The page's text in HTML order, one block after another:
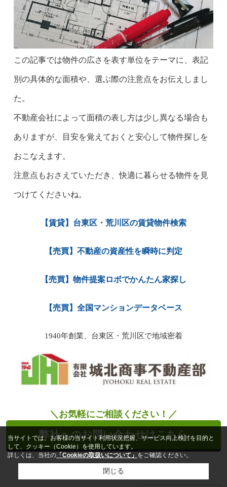
この記事では物件の広さを表す単位をテーマに、表記
別の具体的な面積や、選ぶ際の注意点をお伝えしまし
た。
不動産会社によって面積の表し方は少し異なる場合も
ありますが、目安を覚えておくと安心して物件探しを
おこなえます。
注意点もおさえていただき、快適に暮らせる物件を見
つけてくださいね。
【賃貸】台東区・荒川区の賃貸物件検索
【売買】不動産の資産性を瞬時に判定
【売買】物件提案ロボでかんたん家探し
【売買】全国マンションデータベース
1940年創業、台東区・荒川区で地域密着
＼お気軽にご相談ください！／
弊社へのお問い合わせはこちら
当サイトでは、お客様の当サイト利用状況把握、サービス向上検討を目的と
して、クッキー（Cookie）を使用しています。
詳しくは、当社の 「Cookieの取扱いについて」 をご確認ください。
閉じる